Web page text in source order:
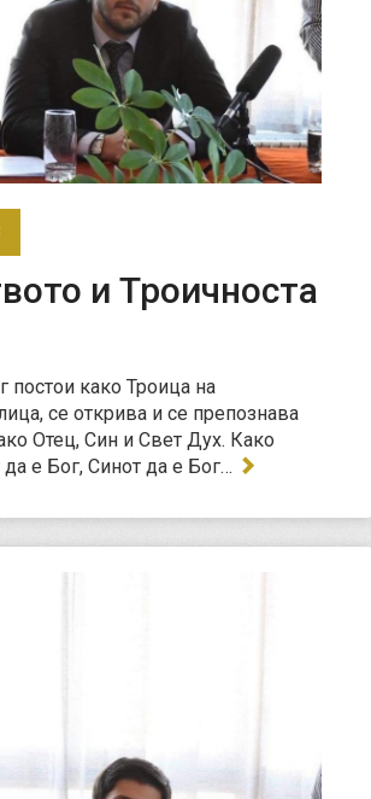
и Троичноста
постои како Троица на
се открива и се препознава
Отец, Син и Свет Дух. Како
е Бог, Синот да е Бог…